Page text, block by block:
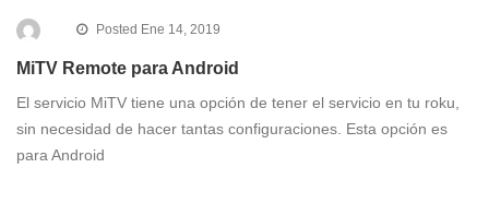
Posted Ene 14, 2019
MiTV Remote para Android
El servicio MiTV tiene una opción de tener el servicio en tu roku,
sin necesidad de hacer tantas configuraciones. Esta opción es
para Android